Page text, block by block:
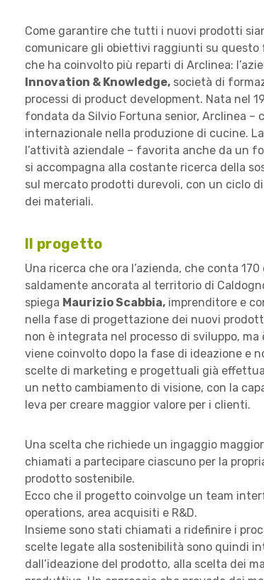
Come garantire che tutti i nuovi prodotti
comunicare gli obiettivi raggiunti su
che ha coinvolto più reparti di Arclinea:
Innovation & Knowledge, società di
processi di product development. Nata nel
fondata da Silvio Fortuna senior, Arclinea –
internazionale nella produzione di cucine.
l’attività aziendale – favorita anche da un
si accompagna alla costante ricerca della
sul mercato prodotti durevoli, con un ciclo
dei materiali.
Il progetto
Una ricerca che ora l’azienda, che conta
saldamente ancorata al territorio di
spiega Maurizio Scabbia, imprenditore e
nella fase di progettazione dei nuovi
non è integrata nel processo di sviluppo,
viene coinvolto dopo la fase di ideazione e
scelte di marketing e progettuali già
un netto cambiamento di visione, con la
leva per creare maggior valore per i clienti.
Una scelta che richiede un ingaggio
chiamati a partecipare ciascuno per la
prodotto sostenibile.
Ecco che il progetto coinvolge un team
operations, area acquisiti e R&D.
Insieme sono stati chiamati a ridefinire i
scelte legate alla sostenibilità sono quindi
dall’ideazione del prodotto, alla scelta dei